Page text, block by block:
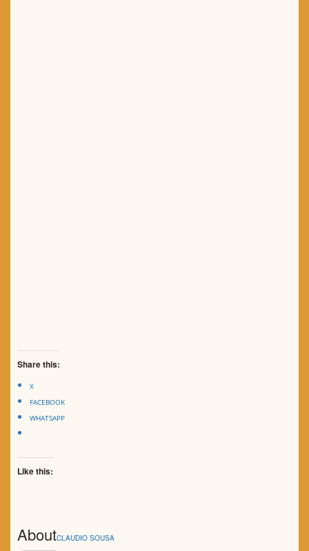
Share this:
X
FACEBOOK
WHATSAPP
Like this:
AboutCLAUDIO SOUSA